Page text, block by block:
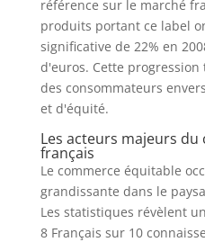
référence sur le marché
produits portant ce label
significative de 22% en
d'euros. Cette
des consommateurs
et d'équité.
Les acteurs majeurs
français
Le commerce équitable
grandissante dans le
Les statistiques révèlent
8 Français sur 10